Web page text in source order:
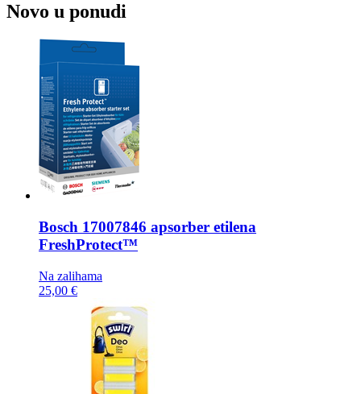
Novo u ponudi
Bosch 17007846 apsorber etilena
FreshProtect™
Na zalihama
25,00 €